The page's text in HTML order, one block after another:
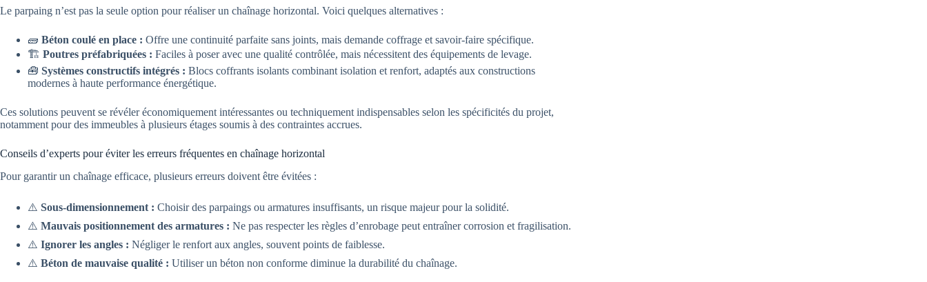
Le parpaing n’est pas la seule option pour réaliser un chaînage horizontal. Voici quelques alternatives :
🧱 Béton coulé en place : Offre une continuité parfaite sans joints, mais demande coffrage et savoir-faire spécifique.
🏗️ Poutres préfabriquées : Faciles à poser avec une qualité contrôlée, mais nécessitent des équipements de levage.
🧰 Systèmes constructifs intégrés : Blocs coffrants isolants combinant isolation et renfort, adaptés aux constructions
modernes à haute performance énergétique.
Ces solutions peuvent se révéler économiquement intéressantes ou techniquement indispensables selon les spécificités du projet,
notamment pour des immeubles à plusieurs étages soumis à des contraintes accrues.
Conseils d’experts pour éviter les erreurs fréquentes en chaînage horizontal
Pour garantir un chaînage efficace, plusieurs erreurs doivent être évitées :
⚠️ Sous-dimensionnement : Choisir des parpaings ou armatures insuffisants, un risque majeur pour la solidité.
⚠️ Mauvais positionnement des armatures : Ne pas respecter les règles d’enrobage peut entraîner corrosion et fragilisation.
⚠️ Ignorer les angles : Négliger le renfort aux angles, souvent points de faiblesse.
⚠️ Béton de mauvaise qualité : Utiliser un béton non conforme diminue la durabilité du chaînage.